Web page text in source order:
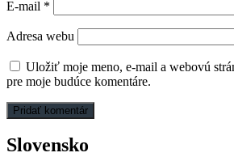
E-mail *
Adresa webu
Uložiť moje meno, e-mail a webovú
pre moje budúce komentáre.
Slovensko